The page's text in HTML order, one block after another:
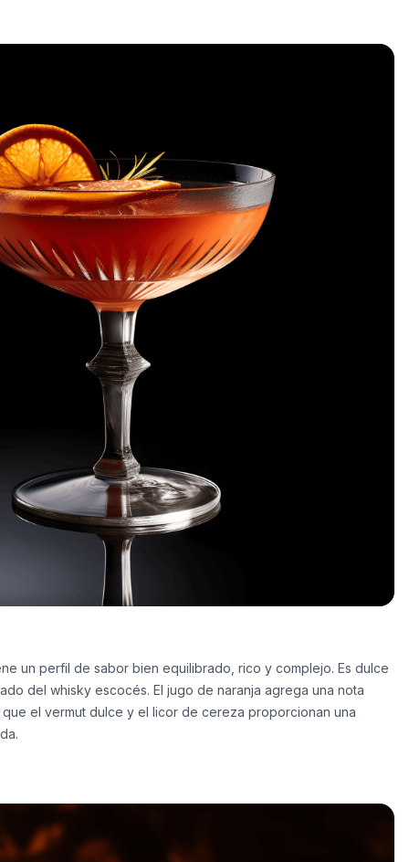
un perfil de sabor bien equilibrado, rico y complejo. Es dulce
del whisky escocés. El jugo de naranja agrega una nota
el vermut dulce y el licor de cereza proporcionan una